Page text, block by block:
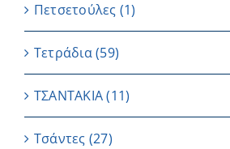
Πετσετούλες (1)
Τετράδια(59)
ΤΣΑΝΤΑΚΙΑ (11)
Τσάντες (27)